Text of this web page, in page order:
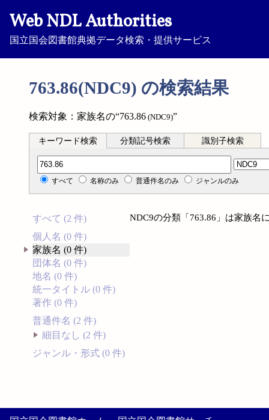
Web NDL Authorities
国立国会図書館典拠データ検索・提供サービス
763.86(NDC9) の検索結果
検索対象：家族名の“763.86 (NDC9)”
キーワード検索 分類記号検索 識別子検索
分類記号検索
すべて 名称のみ 普通件名のみ ジャンルのみ
すべて (2 件)
個人名 (0 件)
家族名 (0 件)
団体名 (0 件)
地名 (0 件)
統一タイトル (0 件)
著作 (0 件)
普通件名 (2 件)
細目なし (2 件)
ジャンル・形式 (0 件)
NDC9の分類「763.86」は家族名